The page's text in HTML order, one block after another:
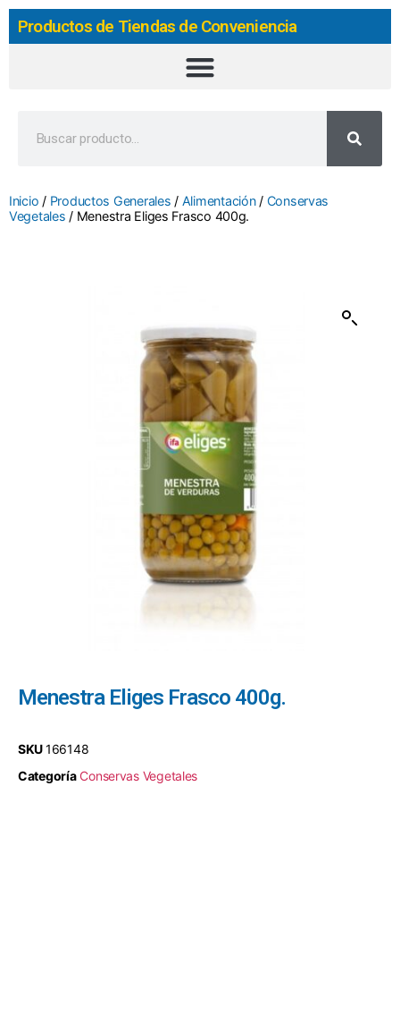
Productos de Tiendas de Conveniencia
Inicio / Productos Generales / Alimentación/ Conservas
Vegetales / Menestra Eliges Frasco 400g.
Menestra Eliges Frasco 400g.
SKU166148
Categoría Conservas Vegetales